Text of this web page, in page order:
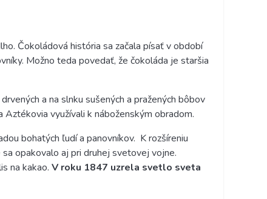
Čokoládová história sa začala písať v období
Možno teda povedať, že čokoláda je staršia
a na slnku sušených a pražených bôbov
využívali k náboženským obradom.
bohatých ľudí a panovníkov. K rozšíreniu
opakovalo aj pri druhej svetovej vojne.
na kakao. V roku 1847 uzrela svetlo sveta